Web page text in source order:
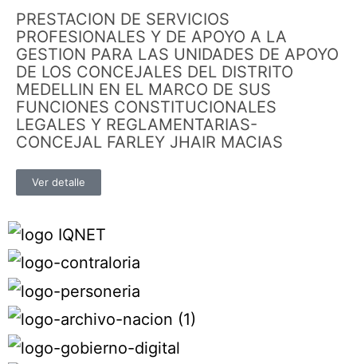
PRESTACION DE SERVICIOS
PROFESIONALES Y DE APOYO A LA
GESTION PARA LAS UNIDADES DE APOYO
DE LOS CONCEJALES DEL DISTRITO
MEDELLIN EN EL MARCO DE SUS
FUNCIONES CONSTITUCIONALES
LEGALES Y REGLAMENTARIAS-
CONCEJAL FARLEY JHAIR MACIAS
Ver detalle